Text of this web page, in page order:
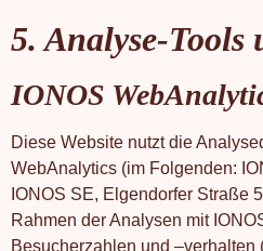
5. Analyse-Tools
IONOS
Diese Website nutzt die
WebAnalytics (im Folgenden:
IONOS SE, Elgendorfer Straße
Rahmen der Analysen mit
Besucherzahlen und –verhalten